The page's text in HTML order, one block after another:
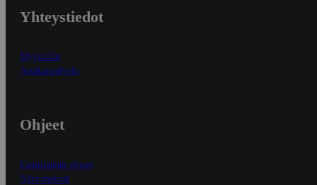
Yhteystiedot
Myymälät
Asiakaspalvelu
Ohjeet
Ensitilaajan ohjeet
Näin maksat